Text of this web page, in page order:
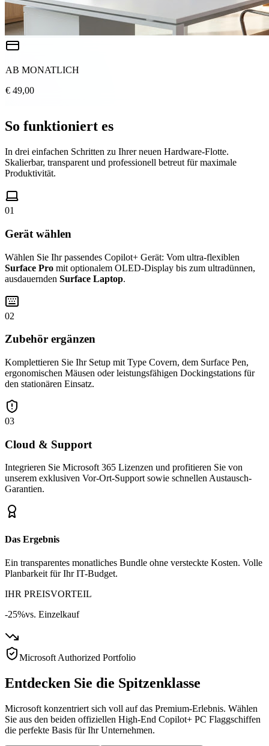
AB MONATLICH
€ 49,00
So funktioniert es
In drei einfachen Schritten zu Ihrer neuen Hardware-Flotte.
Skalierbar, transparent und professionell betreut für maximale
Produktivität.
01
Gerät wählen
Wählen Sie Ihr passendes Copilot+ Gerät: Vom ultra-flexiblen
Surface Pro mit optionalem OLED-Display bis zum ultradünnen,
ausdauernden Surface Laptop.
02
Zubehör ergänzen
Komplettieren Sie Ihr Setup mit Type Covern, dem Surface Pen,
ergonomischen Mäusen oder leistungsfähigen Dockingstations für
den stationären Einsatz.
03
Cloud & Support
Integrieren Sie Microsoft 365 Lizenzen und profitieren Sie von
unserem exklusiven Vor-Ort-Support sowie schnellen Austausch-
Garantien.
Das Ergebnis
Ein transparentes monatliches Bundle ohne versteckte Kosten. Volle
Planbarkeit für Ihr IT-Budget.
IHR PREISVORTEIL
-25%vs. Einzelkauf
Microsoft Authorized Portfolio
Entdecken Sie die Spitzenklasse
Microsoft konzentriert sich voll auf das Premium-Erlebnis. Wählen
Sie aus den beiden offiziellen High-End Copilot+ PC Flaggschiffen
die perfekte Basis für Ihr Unternehmen.